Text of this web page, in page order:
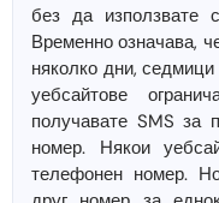
без да използвате
Временно означава,
няколко дни,
уебсайтове
получавате SMS за
номер. Някои
телефонен номер.